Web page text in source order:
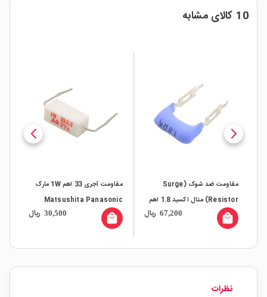
10 کالای مشابه
مقاومت ضد شوک (Surge
Resistor) متال اکسید 1.8 اهم
3W مارک NOBLE مدل RSS3FB
67,200 ریال local_mall
مقاومت آجری 33 اهم 1W مارک
Matsushita Panasonic
30,500 ریال local_mall
نظرات